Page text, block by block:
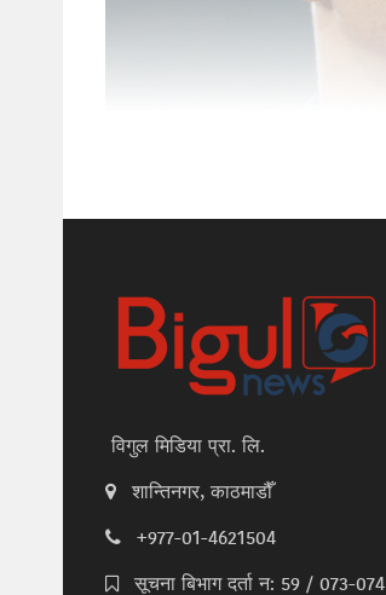
विगुल मिडिया प्रा. लि.
शान्तिनगर, काठमाडौँ
+977-01-4621504
सूचना बिभाग दर्ता न: 59 / 073-074